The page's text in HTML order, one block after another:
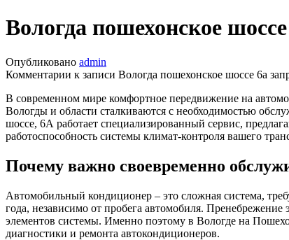
Вологда пошехонское
Опубликовано admin
Комментарии к записи Вологда пошехонское шоссе 6а
В современном мире комфортное передвижение на
Вологды и области сталкиваются с необходимостью
шоссе, 6А работает специализированный сервис,
работоспособность системы климат-контроля вашего
Почему важно своевременно
Автомобильный кондиционер – это сложная система,
года, независимо от пробега автомобиля.
элементов системы. Именно поэтому в Вологде на
диагностики и ремонта автокондиционеров.